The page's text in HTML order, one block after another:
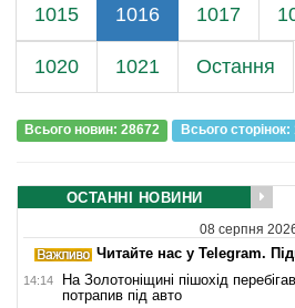
1015 1016 1017
1020 1021 Остання
Всього новин: 28672 Всього сторiнок:
ОСТАННІ НОВИНИ
08 серпня
Читайте нас у Telegram.
14:14
На Золотоніщині пішохід
потрапив під авто